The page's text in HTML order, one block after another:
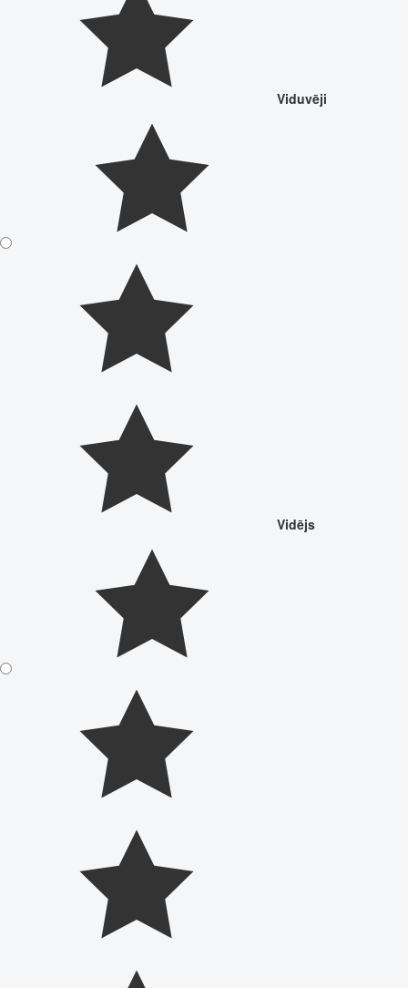
Viduvēji
Vidējs